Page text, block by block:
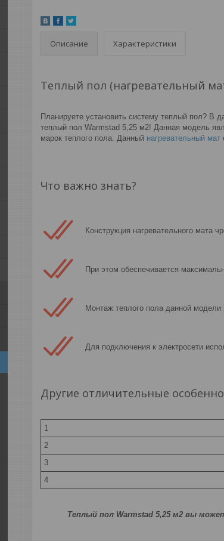
Описание Характеристики
Теплый пол (нагревательный
Планируете установить систему теплый пол?
теплый пол Warmstad 5,25 м2! Данная модель
марок теплого пола. Данный нагревательный мат
Что важно знать?
Конструкция нагревательного мата
При этом обеспечивается
Монтаж теплого пола данной
Для подключения к электросети
Другие отличительные
1
2
3
4
Теплый пол Warmstad 5,25 м2 вы